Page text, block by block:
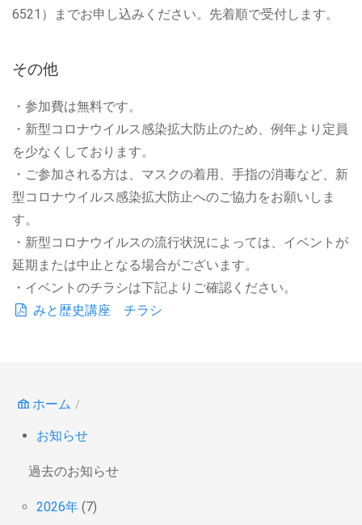
6521）までお申し込みください。先着順で受付します。
その他
・参加費は無料です。
・新型コロナウイルス感染拡大防止のため、例年より定員
を少なくしております。
・ご参加される方は、マスクの着用、手指の消毒など、新
型コロナウイルス感染拡大防止へのご協力をお願いしま
す。
・新型コロナウイルスの流行状況によっては、イベントが
延期または中止となる場合がございます。
・イベントのチラシは下記よりご確認ください。
みと歴史講座 チラシ
ホーム
お知らせ
過去のお知らせ
2026年 (7)